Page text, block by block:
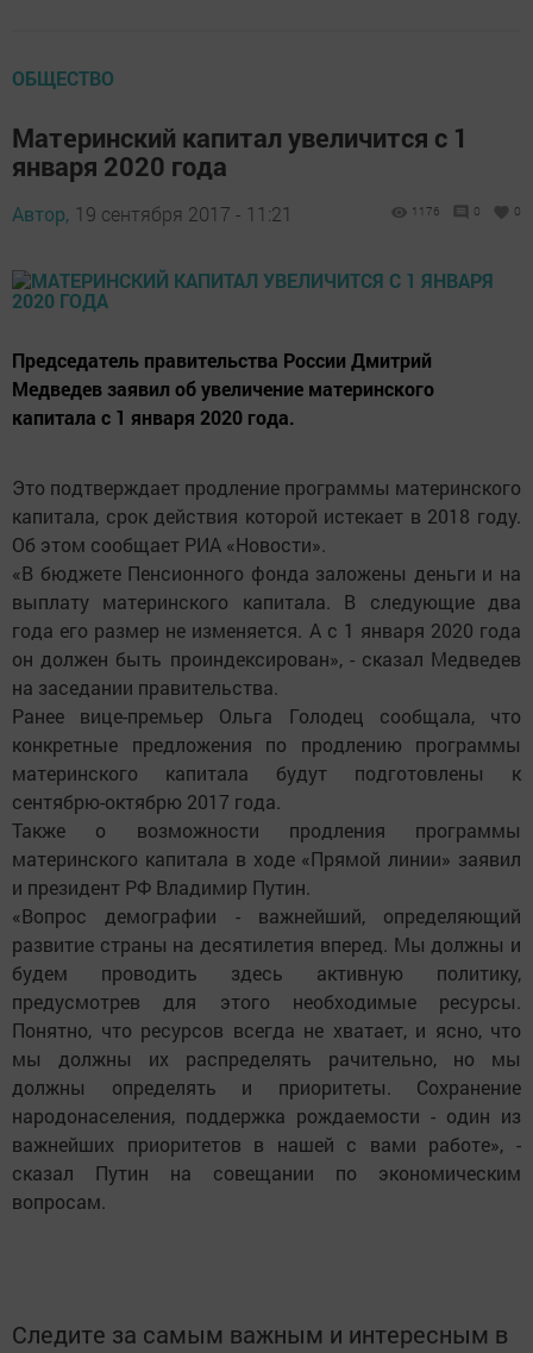
ОБЩЕСТВО
Материнский капитал увеличится с 1
января 2020 года
Автор, 19 сентября 2017 - 11:21 1176 0 0
Председатель правительства России Дмитрий
Медведев заявил об увеличение материнского
капитала с 1 января 2020 года.
Это подтверждает продление программы материнского
капитала, срок действия которой истекает в 2018 году.
Об этом сообщает РИА «Новости».
«В бюджете Пенсионного фонда заложены деньги и на
выплату материнского капитала. В следующие два
года его размер не изменяется. А с 1 января 2020 года
он должен быть проиндексирован», - сказал Медведев
на заседании правительства.
Ранее вице-премьер Ольга Голодец сообщала, что
конкретные предложения по продлению программы
материнского капитала будут подготовлены к
сентябрю-октябрю 2017 года.
Также о возможности продления программы
материнского капитала в ходе «Прямой линии» заявил
и президент РФ Владимир Путин.
«Вопрос демографии - важнейший, определяющий
развитие страны на десятилетия вперед. Мы должны и
будем проводить здесь активную политику,
предусмотрев для этого необходимые ресурсы.
Понятно, что ресурсов всегда не хватает, и ясно, что
мы должны их распределять рачительно, но мы
должны определять и приоритеты. Сохранение
народонаселения, поддержка рождаемости - один из
важнейших приоритетов в нашей с вами работе», -
сказал Путин на совещании по экономическим
вопросам.
Следите за самым важным и интересным в